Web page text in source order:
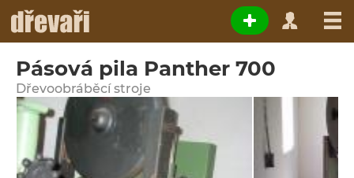
Pásová pila Panther 700
Dřevoobráběcí stroje